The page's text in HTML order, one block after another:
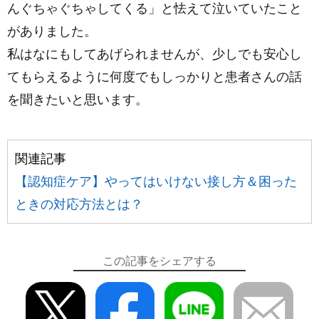
んぐちゃぐちゃしてくる」と怯えて泣いていたこと
がありました。
私はなにもしてあげられませんが、少しでも安心し
てもらえるように何度でもしっかりと患者さんの話
を聞きたいと思います。
関連記事
【認知症ケア】やってはいけない接し方＆困った
ときの対応方法とは？
この記事をシェアする